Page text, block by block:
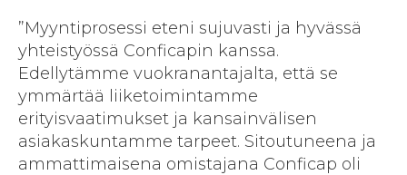
”Myyntiprosessi eteni sujuvasti ja hyvässä
yhteistyössä Conficapin kanssa.
Edellytämme vuokranantajalta, että se
ymmärtää liiketoimintamme
erityisvaatimukset ja kansainvälisen
asiakaskuntamme tarpeet. Sitoutuneena ja
ammattimaisena omistajana Conficap oli